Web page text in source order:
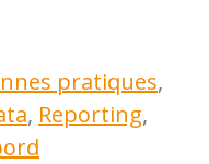
pratiques,
, Reporting,